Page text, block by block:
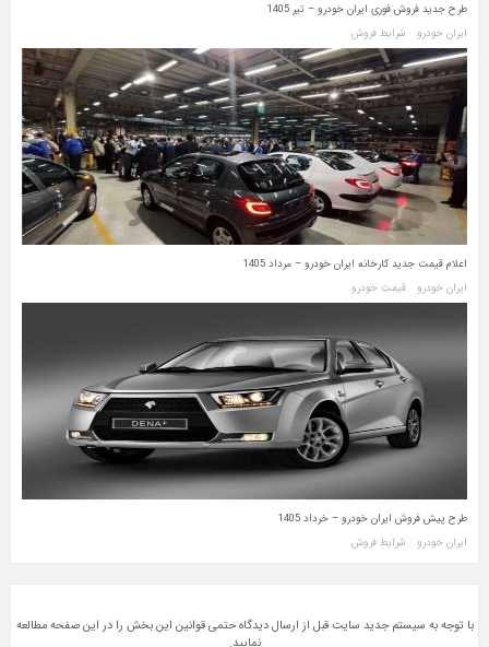
طرح جدید فروش فوری ایران خودرو – تیر 1405
ایران خودرو
شرایط فروش
اعلام قیمت جدید کارخانه ایران خودرو – مرداد 1405
ایران خودرو
قیمت خودرو
طرح پیش فروش ایران خودرو – خرداد 1405
ایران خودرو
شرایط فروش
با توجه به سیستم جدید سایت قبل از ارسال دیدگاه حتمی قوانین این بخش را در این صفحه مطالعه
نمایید.